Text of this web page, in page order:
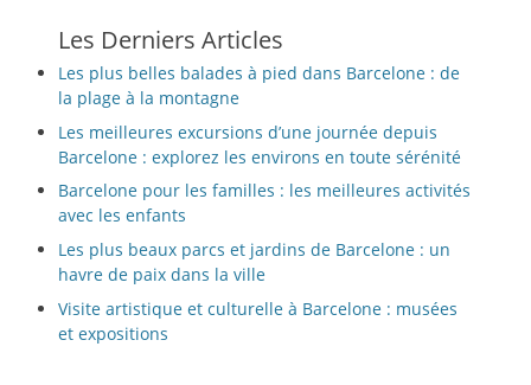
Les Derniers Articles
Les plus belles balades à pied dans Barcelone : de
la plage à la montagne
Les meilleures excursions d’une journée depuis
Barcelone : explorez les environs en toute sérénité
Barcelone pour les familles : les meilleures activités
avec les enfants
Les plus beaux parcs et jardins de Barcelone : un
havre de paix dans la ville
Visite artistique et culturelle à Barcelone : musées
et expositions